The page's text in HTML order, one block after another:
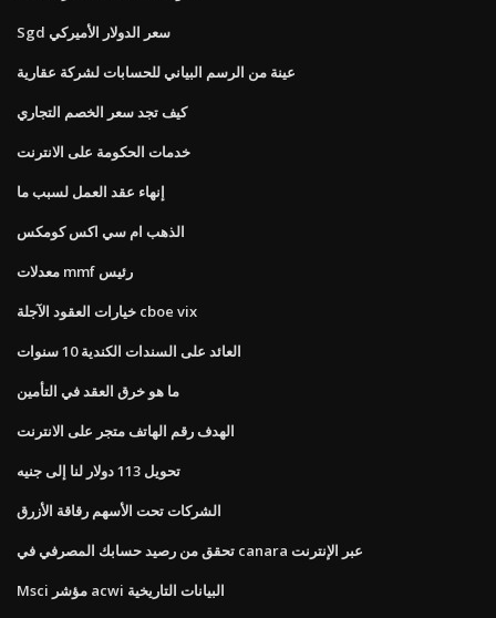
Sgd سعر الدولار الأميركي
عينة من الرسم البياني للحسابات لشركة عقارية
كيف تجد سعر الخصم التجاري
خدمات الحكومة على الانترنت
إنهاء عقد العمل لسبب ما
الذهب ام سي اكس كومكس
معدلات mmf رئيس
خيارات العقود الآجلة cboe vix
العائد على السندات الكندية 10 سنوات
ما هو خرق العقد في التأمين
الهدف رقم الهاتف متجر على الانترنت
تحويل 113 دولار لنا إلى جنيه
الشركات تحت الأسهم رقاقة الأزرق
تحقق من رصيد حسابك المصرفي في canara عبر الإنترنت
Msci مؤشر acwi البيانات التاريخية